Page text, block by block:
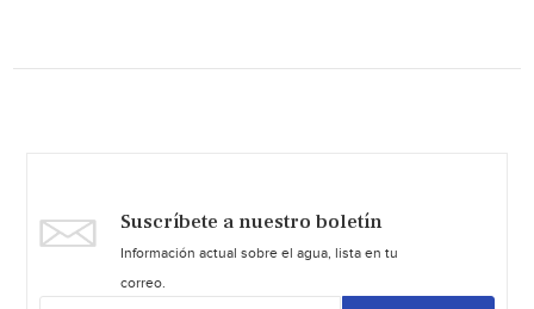
Suscríbete a nuestro boletín
Información actual sobre el agua, lista en tu
correo.